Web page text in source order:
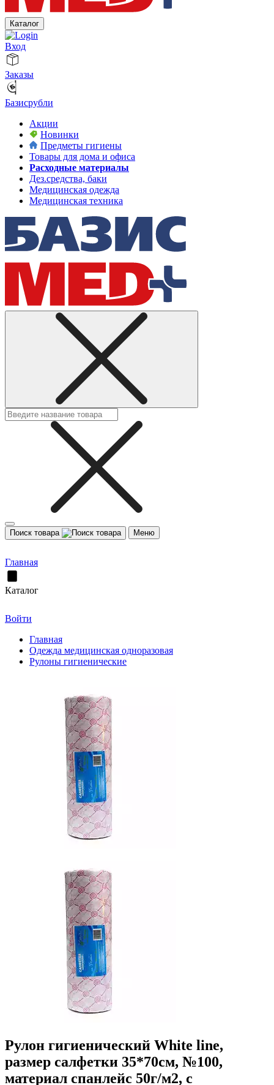
Каталог
Вход
Заказы
Базисрубли
Акции
Новинки
Предметы гигиены
Товары для дома и офиса
Расходные материалы
Дез.средства, баки
Медицинская одежда
Медицинская техника
Поиск товара Меню
Главная
Каталог
Войти
Главная
Одежда медицинская одноразовая
Рулоны гигиенические
Рулон гигиенический White line,
размер салфетки 35*70см, №100,
материал спанлейс 50г/м2, с